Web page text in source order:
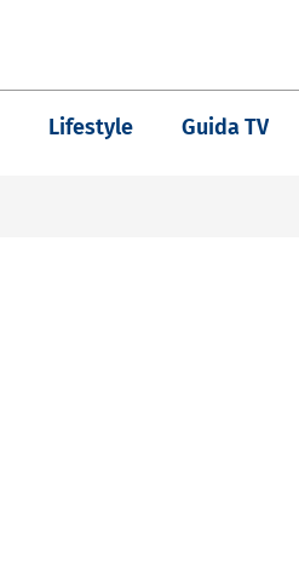
Lifestyle Guida TV